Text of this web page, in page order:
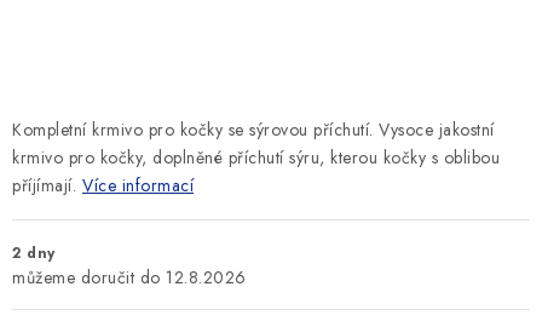
Podmínky ochrany osobních údajů
Kompletní krmivo pro kočky se sýrovou příchutí. Vysoce jakostní
krmivo pro kočky, doplněné příchutí sýru, kterou kočky s oblibou
příjímají. Více informací
2 dny
12.8.2026